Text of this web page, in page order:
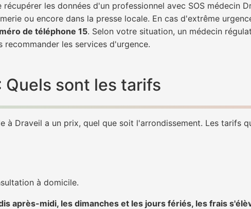
les données d'un professionnel avec SOS médecin
ou encore dans la presse locale. En cas d'extrême
de téléphone 15. Selon votre situation, un médecin
les services d'urgence.
Quels sont les tarifs
à Draveil a un prix, quel que soit l'arrondissement. Les tarifs
à domicile.
après-midi, les dimanches et les jours fériés, les frais